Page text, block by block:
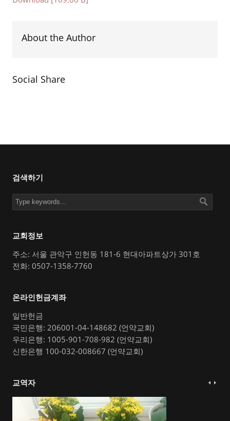
About the Author
Social Share
검색하기
교회정보
주소: 서울 관악구 인헌동 181-6 현대아파트상가 301호
전화: 0507-1358-7760
온라인헌금계좌
일반헌금
국민은행: 206001-04-148682 (언약교회)
우리은행: 1005-901-708-982 (언약교회)
신한은행 100-032-008667 (언약교회)
교역자